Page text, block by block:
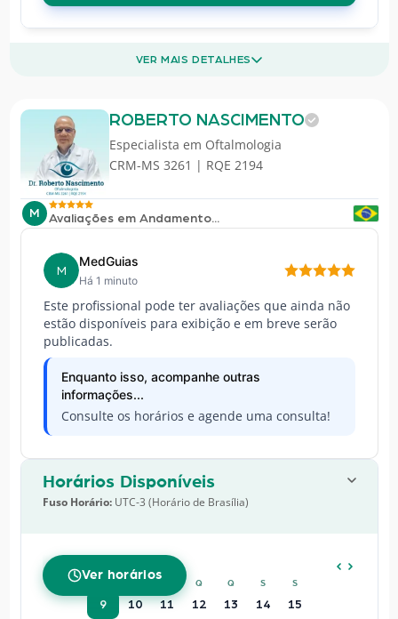
VER MAIS DETALHES
ROBERTO NASCIMENTO
Especialista em Oftalmologia
CRM-MS 3261 | RQE 2194
M Avaliações em Andamento...
M
MedGuias
Há 1 minuto
Este profissional pode ter avaliações que ainda não
estão disponíveis para exibição e em breve serão
publicadas.
Enquanto isso, acompanhe outras
informações...
Consulte os horários e agende uma consulta!
Horários Disponíveis
Fuso Horário:UTC-3 (Horário de Brasília)
Ver horários
AGOSTO 2026
Q Q S S
9 10 11 12 13 14 15